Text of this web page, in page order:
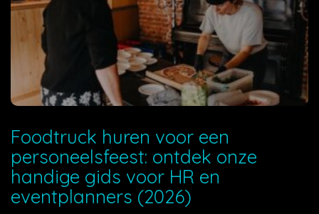
Foodtruck huren voor een
personeelsfeest: ontdek onze
handige gids voor HR en
eventplanners (2026)